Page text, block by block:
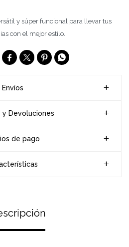
y súper funcional para llevar tus
con el mejor estilo.
   
Envíos
y Devoluciones
de pago